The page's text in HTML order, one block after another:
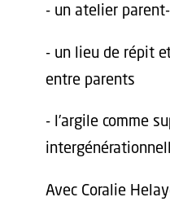
- un atelier
- un lieu de répit
entre parents
- l’argile comme
Avec Coralie